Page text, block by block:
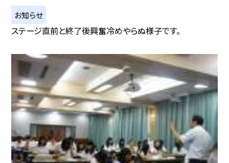
お知らせ
ステージ直前と終了後興奮冷めやらぬ様子です。